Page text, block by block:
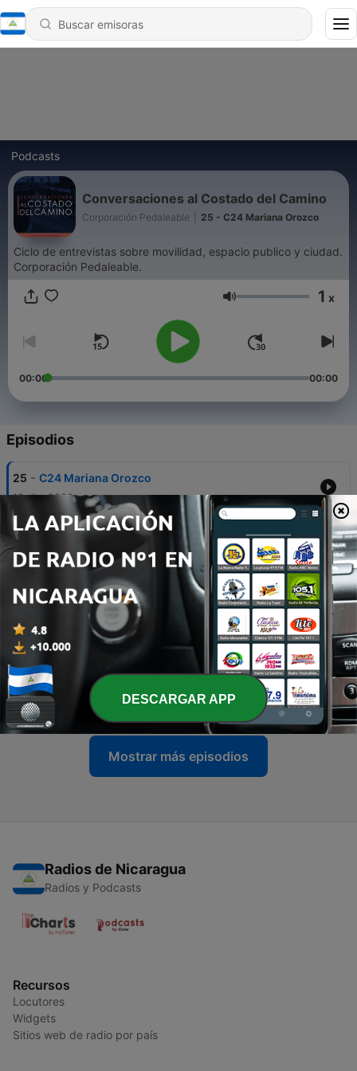
Podcasts
Conversaciones al Costado del Camino
Corporación Pedaleable 25 - C24 Mariana Orozco
Ciclo de entrevistas sobre movilidad, espacio publico y ciudad.
Corporación Pedaleable.
Volumen 1 x
00:00 00:00
Episodios
25 - C24 Mariana Orozco
10 dic. 2020
24 - C23 Daniela Rubio
C22 Yazmín Viramontes
03 dic. 2020
22 - C21 Tomás Folch
30 nov. 2020
21 - C20 Rodrigo Díaz
30 nov. 2020
Mostrar más episodios
Radios de Nicaragua
Radios y Podcasts
Recursos
Locutores
Widgets
Sitios web de radio por país
DESCARGAR APP